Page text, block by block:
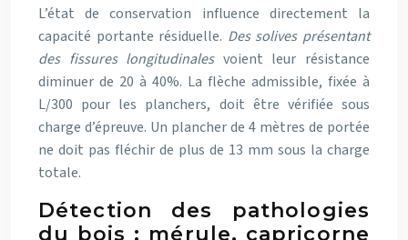
L’état de conservation influence directement la
capacité portante résiduelle. Des solives présentant
des fissures longitudinales voient leur résistance
diminuer de 20 à 40%. La flèche admissible, fixée à
L/300 pour les planchers, doit être vérifiée sous
charge d’épreuve. Un plancher de 4 mètres de portée
ne doit pas fléchir de plus de 13 mm sous la charge
totale.
Détection des pathologies
du bois : mérule, capricorne